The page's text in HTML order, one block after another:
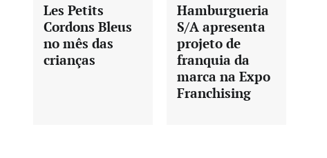
Les Petits
Cordons Bleus
no mês das
crianças
Hamburgueria
S/A apresenta
projeto de
franquia da
marca na Expo
Franchising